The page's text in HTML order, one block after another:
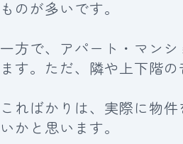
ものが多いです。
一方で、アパート・マン
ます。ただ、隣や上下階
こればかりは、実際に物
いかと思います。